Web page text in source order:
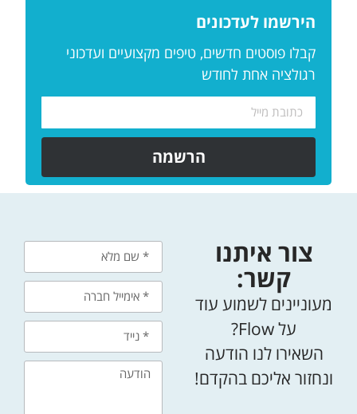
הירשמו לעדכונים
קבלו פוסטים חדשים, טיפים מקצועיים ועדכוני
רגולציה אחת לחודש
הרשמה
צור איתנו
קשר:
מעוניינים לשמוע עוד
על Flow?
השאירו לנו הודעה
ונחזור אליכם בהקדם!